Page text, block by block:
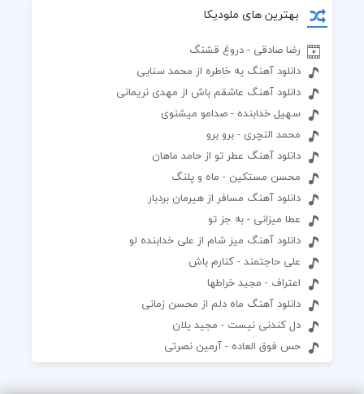
بهترین های ملودیکا
رضا صادقی - دروغ قشنگ
دانلود آهنگ یه خاطره از محمد سنایی
دانلود آهنگ عاشقم باش از مهدی نریمانی
سهیل خدابنده - صدامو میشنوی
محمد النچری - برو برو
دانلود آهنگ عطر تو از حامد ماهان
محسن مستکین - ماه و پلنگ
دانلود آهنگ مسافر از هیرمان بردبار
عطا میزانی - به جز تو
دانلود آهنگ میز شام از علی خدابنده لو
علی حاجتمند - کنارم باش
اعتراف - مجید خراطها
دانلود آهنگ ماه دلم از محسن زمانی
دل کندنی نیست - مجید یلان
حس فوق العاده - آرمین نصرتی